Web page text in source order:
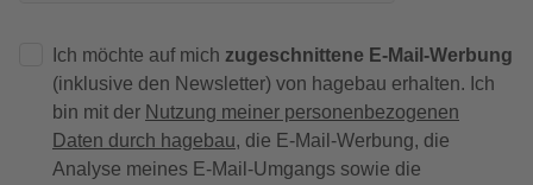
Ich möchte auf mich zugeschnittene E-Mail-Werbung
(inklusive den Newsletter) von hagebau erhalten. Ich
bin mit der Nutzung meiner personenbezogenen
Daten durch hagebau, die E-Mail-Werbung, die
Analyse meines E-Mail-Umgangs sowie die